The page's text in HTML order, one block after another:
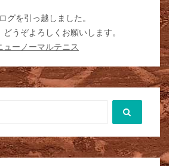
グを引っ越しました。
うぞよろしくお願いします。
ューノーマルテニス